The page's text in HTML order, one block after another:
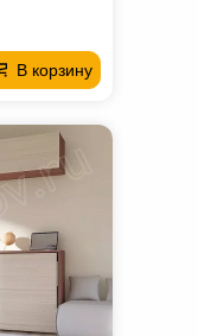
В корзину